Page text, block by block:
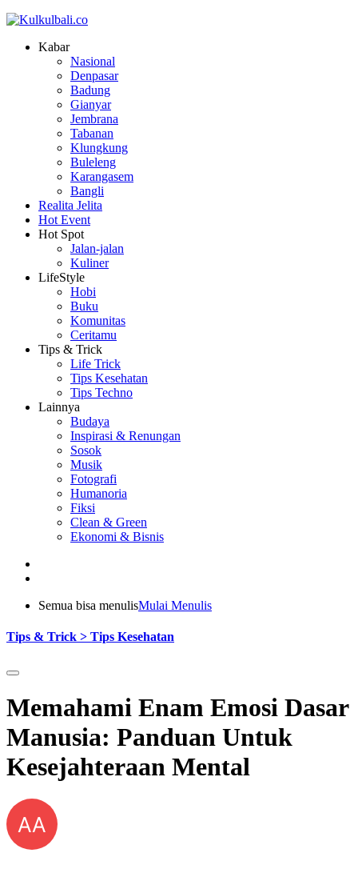
Kabar
Nasional
Denpasar
Badung
Gianyar
Jembrana
Tabanan
Klungkung
Buleleng
Karangasem
Bangli
Realita Jelita
Hot Event
Hot Spot
Jalan-jalan
Kuliner
LifeStyle
Hobi
Buku
Komunitas
Ceritamu
Tips & Trick
Life Trick
Tips Kesehatan
Tips Techno
Lainnya
Budaya
Inspirasi & Renungan
Sosok
Musik
Fotografi
Humanoria
Fiksi
Clean & Green
Ekonomi & Bisnis
Semua bisa menulisMulai Menulis
Tips & Trick > Tips Kesehatan
Memahami Enam Emosi Dasar
Manusia: Panduan Untuk
Kesejahteraan Mental
AA